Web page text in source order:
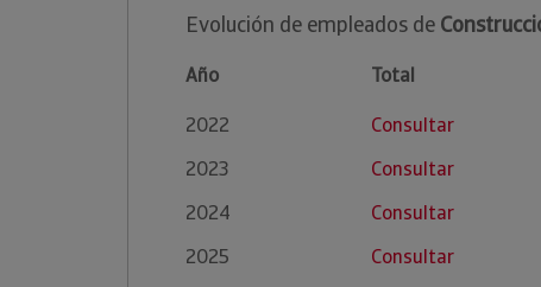
Evolución de empleados de
Año Total
2022
Consultar
2023
Consultar
2024
Consultar
2025
Consultar